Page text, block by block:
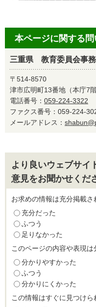
本ページに関する
三重県 教育委員会事
〒514-8570
津市広明町13番地（本庁7階
電話番号： 059-224-3322
ファクス番号：059-224-
メールアドレス：
より良いウェブサイ
意見をお聞かせくだ
お求めの情報は充分掲載さ
充分だった
ふつう
足りなかった
このページの内容や表現
分かりやすかった
ふつう
分かりにくかった
この情報はすぐに見つけら